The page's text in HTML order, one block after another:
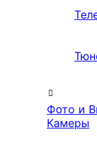
Фото и
Камеры